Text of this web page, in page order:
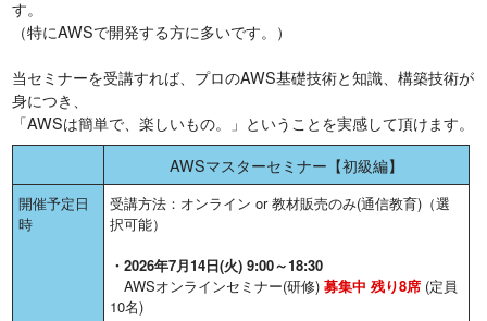
す。
（特にAWSで開発する方に多いです。）
当セミナーを受講すれば、プロのAWS基礎技術と知識、構築技術が
身につき、
「AWSは簡単で、楽しいもの。」ということを実感して頂けます。
AWSマスターセミナー【初級編】
開催予定日
時
受講方法：オンライン or 教材販売のみ(通信教育)（選
択可能）
・2026年7月14日(火) 9:00～18:30
AWSオンラインセミナー(研修)募集中 残り8席 (定員
10名)